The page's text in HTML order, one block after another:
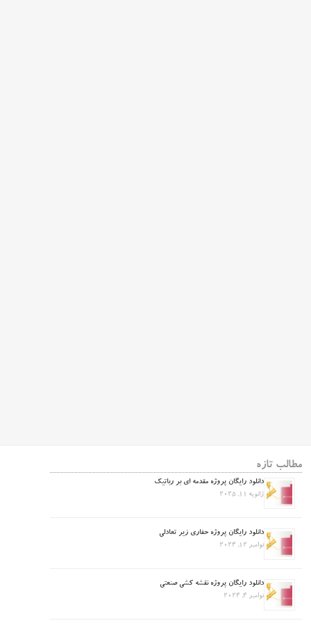
مطالب تازه
دانلود رایگان پروژه مقدمه ای بر رباتیک
ژانویه 11, 2025
دانلود رایگان پروژه حفاری زیر تعادلی
نوامبر 12, 2024
دانلود رایگان پروژه نقشه کشی صنعتی
نوامبر 4, 2024